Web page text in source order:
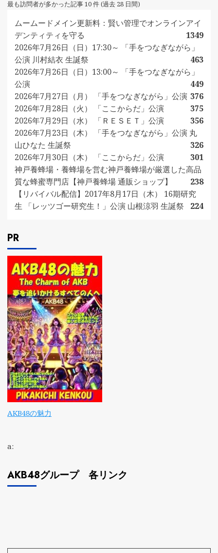
最も訪問者が多かった記事 10 件 (過去 28 日間)
ムームードメイン更新料：賢い管理でオンラインアイ
デンティティを守る
1349
2026年7月26日（日）17:30～ 「手をつなぎながら」
公演 川村結衣 生誕祭
463
2026年7月26日（日）13:00～ 「手をつなぎながら」
公演
449
2026年7月27日（月） 「手をつなぎながら」公演 376
2026年7月28日（火） 「ここからだ」公演
375
2026年7月29日（水） 「ＲＥＳＥＴ」公演
356
2026年7月23日（木） 「手をつなぎながら」公演 丸
山ひなた 生誕祭
326
2026年7月30日（木） 「ここからだ」公演
301
神戸養蜂場・養蜂場を営む神戸養蜂場が厳選した高品
質な蜂蜜専門店【神戸養蜂場 通販ショップ】
238
【リバイバル配信】2017年8月17日（木） 16期研究
生 「レッツゴー研究生！」公演 山根涼羽 生誕祭
224
PR
AKB48の魅力
a:
AKB48グループ 各リンク